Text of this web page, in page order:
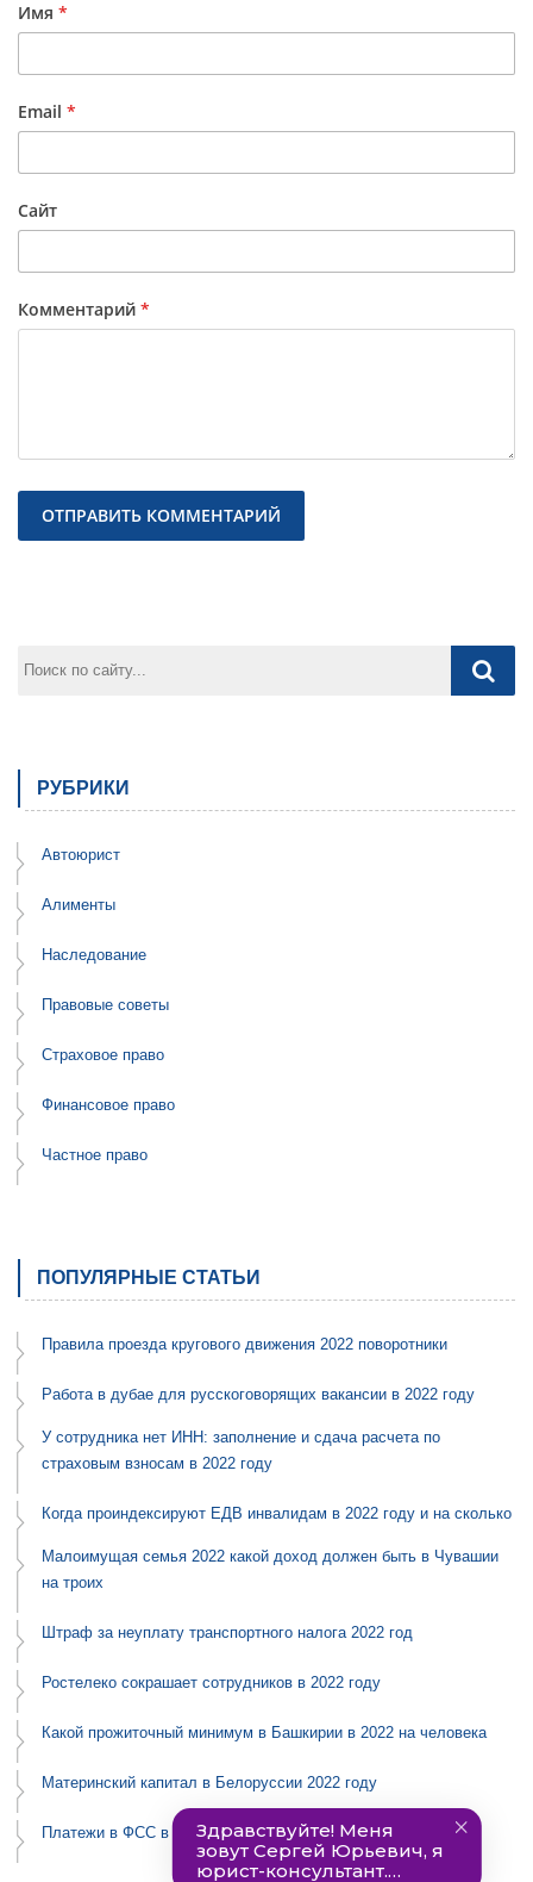
Имя *
Email *
Сайт
Комментарий *
РУБРИКИ
Автоюрист
Алименты
Наследование
Правовые советы
Страховое право
Финансовое право
Частное право
ПОПУЛЯРНЫЕ СТАТЬИ
Правила проезда кругового движения 2022 поворотники
Работа в дубае для русскоговорящих вакансии в 2022 году
У сотрудника нет ИНН: заполнение и сдача расчета по
страховым взносам в 2022 году
Когда проиндексируют ЕДВ инвалидам в 2022 году и на сколько
Малоимущая семья 2022 какой доход должен быть в Чувашии
на троих
Штраф за неуплату транспортного налога 2022 год
Ростелеко сокрашает сотрудников в 2022 году
Какой прожиточный минимум в Башкирии в 2022 на человека
Материнский капитал в Белоруссии 2022 году
Платежи в ФСС в 2022 году реквизиты Москва